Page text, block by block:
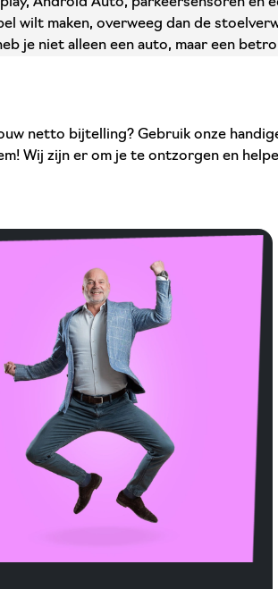
wilt maken, overweeg dan de
je niet alleen een auto, maar een
netto bijtelling? Gebruik onze
Wij zijn er om je te ontzorgen en